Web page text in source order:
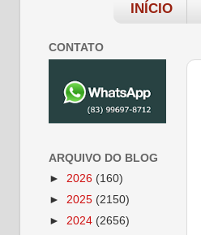
INÍCIO
CONTATO
ARQUIVO DO BLOG
► 2026 (160)
► 2025 (2150)
► 2024 (2656)